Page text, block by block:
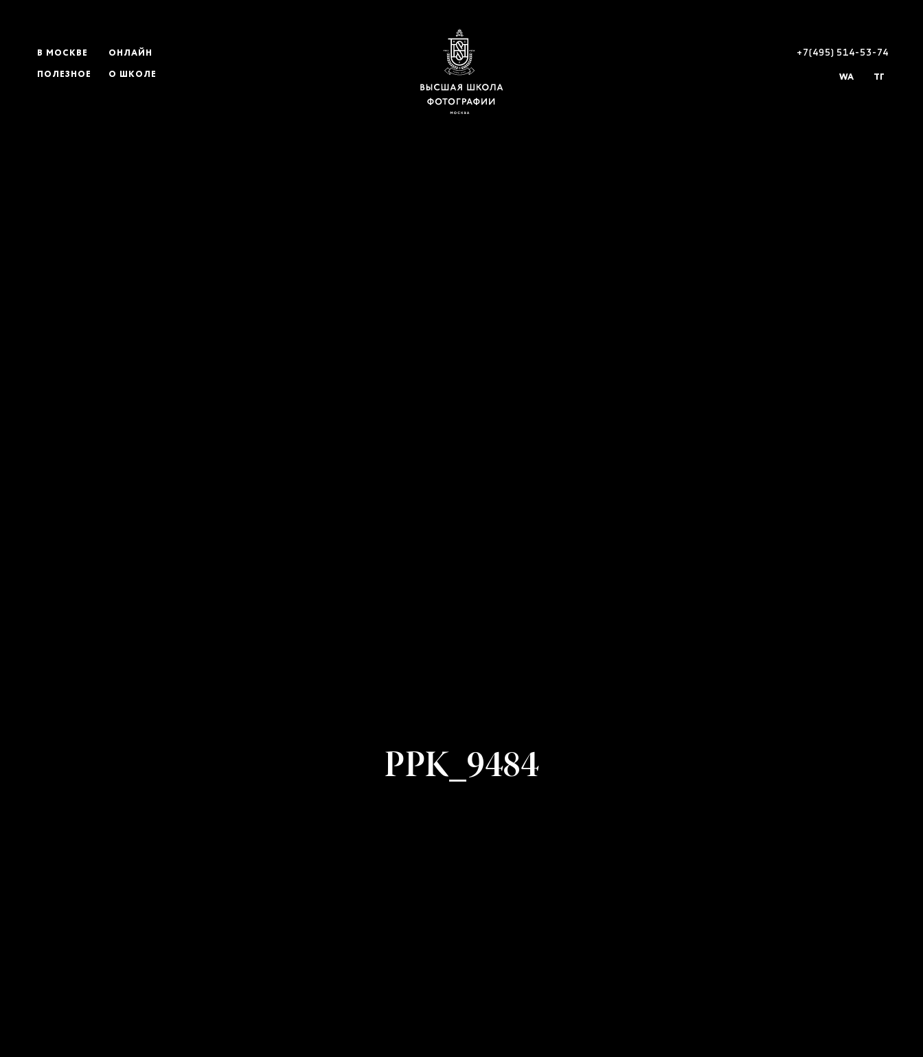
В МОСКВЕ ОНЛАЙН
ПОЛЕЗНОЕ О ШКОЛЕ
+7(495) 514-53-74
WA ТГ
PPK_9484